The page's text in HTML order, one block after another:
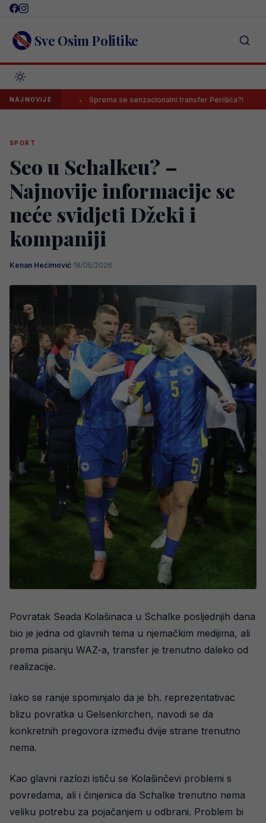
Skip
content Sve Osim Politike
NAJNOVIJE
ne” Sprema se senzacionalni transfer Perišića?!
SPORT
Seo u Schalkeu? –
Najnovije informacije se
neće svidjeti Džeki i
kompaniji
Kenan Hećimović·18/05/2026
Povratak Seada Kolašinaca u Schalke posljednjih dana
bio je jedna od glavnih tema u njemačkim medijima, ali
prema pisanju WAZ-a, transfer je trenutno daleko od
realizacije.
Iako se ranije spominjalo da je bh. reprezentativac
blizu povratka u Gelsenkirchen, navodi se da
konkretnih pregovora između dvije strane trenutno
nema.
Kao glavni razlozi ističu se Kolašinčevi problemi s
povredama, ali i činjenica da Schalke trenutno nema
veliku potrebu za pojačanjem u odbrani. Problem bi